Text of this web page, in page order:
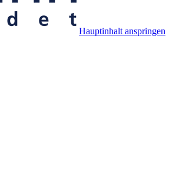
Hauptinhalt anspringen